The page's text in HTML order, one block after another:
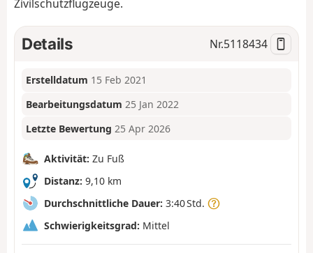
Zivilschutzflugzeuge.
Details Nr.5118434
Erstelldatum 15 Feb 2021
Bearbeitungsdatum 25 Jan 2022
Letzte Bewertung 25 Apr 2026
Aktivität: Zu Fuß
Distanz: 9,10 km
Durchschnittliche Dauer: 3:40 Std.
Schwierigkeitsgrad: Mittel